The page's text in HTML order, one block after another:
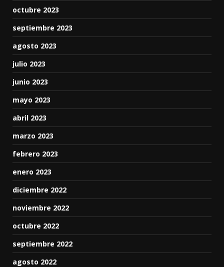
octubre 2023
septiembre 2023
agosto 2023
julio 2023
junio 2023
mayo 2023
abril 2023
marzo 2023
febrero 2023
enero 2023
diciembre 2022
noviembre 2022
octubre 2022
septiembre 2022
agosto 2022